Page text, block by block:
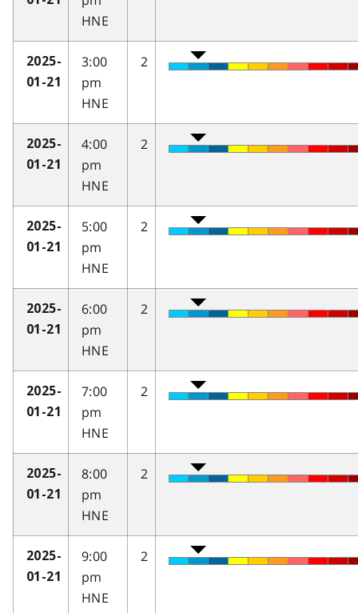
HNE
2025-
01-21
3:00
pm
HNE
2
2025-
01-21
4:00
pm
HNE
2
2025-
01-21
5:00
pm
HNE
2
2025-
01-21
6:00
pm
HNE
2
2025-
01-21
7:00
pm
HNE
2
2025-
01-21
8:00
pm
HNE
2
2025-
01-21
9:00
pm
HNE
2